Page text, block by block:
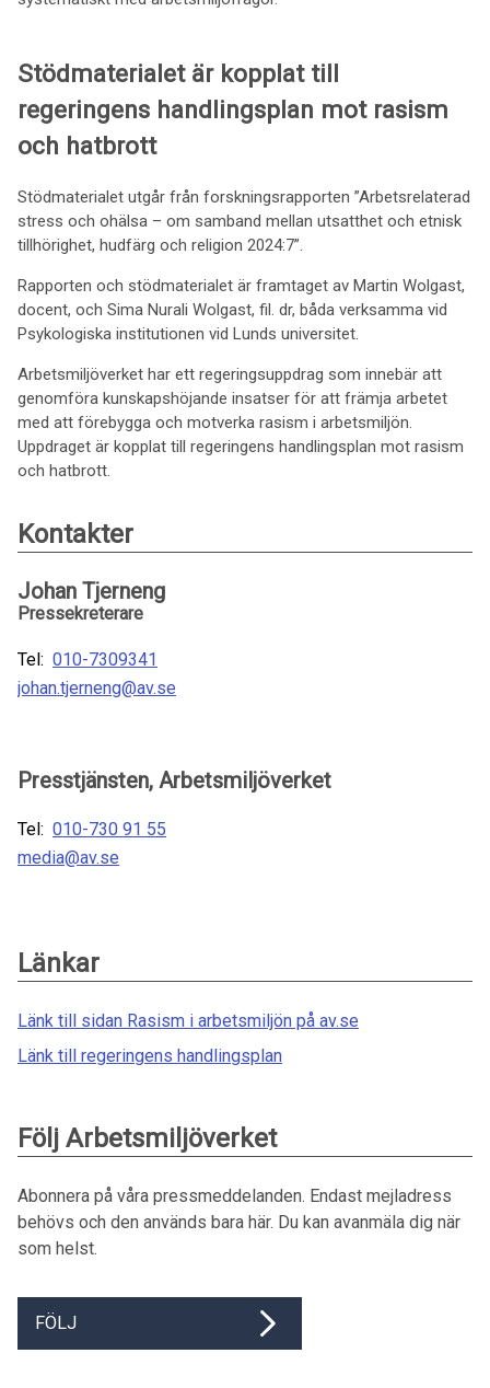
Stödmaterialet är kopplat till
regeringens handlingsplan mot rasism
och hatbrott
Stödmaterialet utgår från forskningsrapporten ”Arbetsrelaterad
stress och ohälsa – om samband mellan utsatthet och etnisk
tillhörighet, hudfärg och religion 2024:7”.
Rapporten och stödmaterialet är framtaget av Martin Wolgast,
docent, och Sima Nurali Wolgast, fil. dr, båda verksamma vid
Psykologiska institutionen vid Lunds universitet.
Arbetsmiljöverket har ett regeringsuppdrag som innebär att
genomföra kunskapshöjande insatser för att främja arbetet
med att förebygga och motverka rasism i arbetsmiljön.
Uppdraget är kopplat till regeringens handlingsplan mot rasism
och hatbrott.
Kontakter
Johan Tjerneng
Pressekreterare
Tel: 010-7309341
johan.tjerneng@av.se
Presstjänsten, Arbetsmiljöverket
Tel: 010-730 91 55
media@av.se
Länkar
Länk till sidan Rasism i arbetsmiljön på av.se
Länk till regeringens handlingsplan
Följ Arbetsmiljöverket
Abonnera på våra pressmeddelanden. Endast mejladress
behövs och den används bara här. Du kan avanmäla dig när
som helst.
FÖLJ